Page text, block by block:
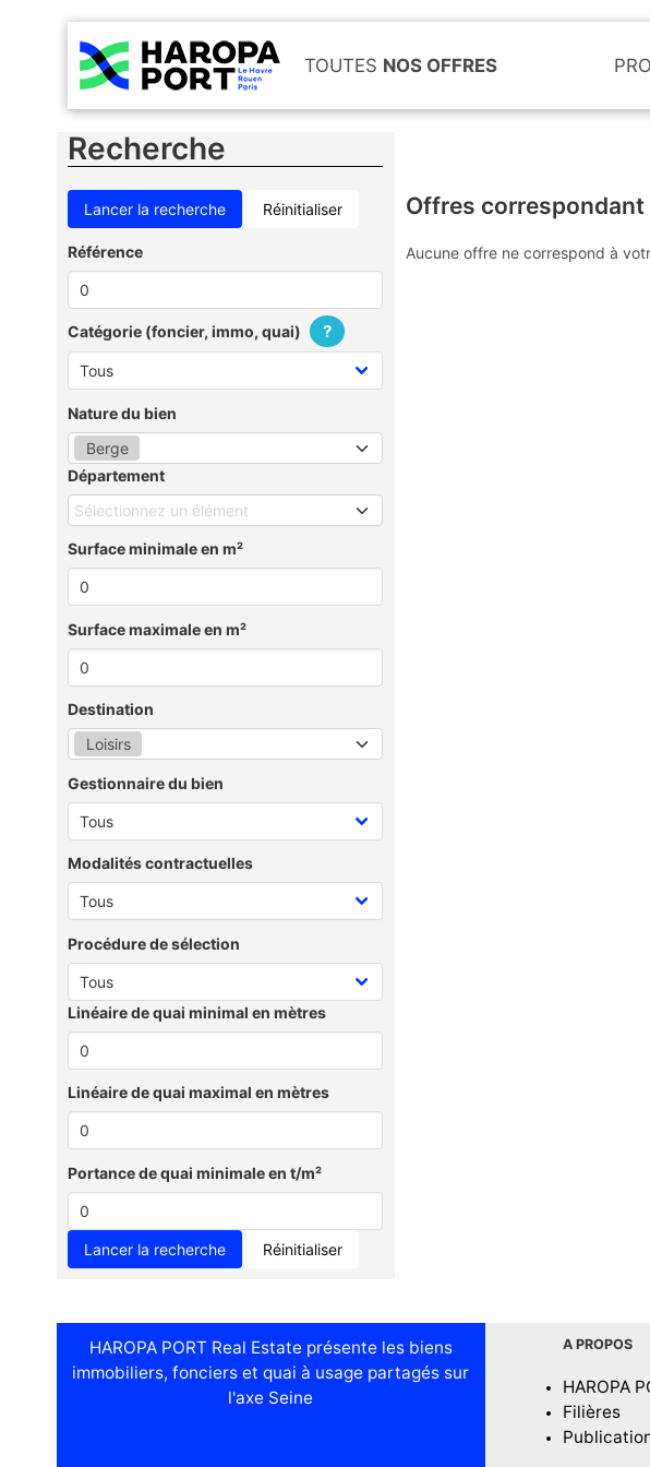
TOUTES NOS OFFRES
Recherche
Réinitialiser
Référence
Catégorie (foncier, immo, quai) ?
Nature du bien
Berge
Département
Sélectionnez un élément
Surface minimale en m²
Surface maximale en m²
Destination
Loisirs
Gestionnaire du bien
Modalités contractuelles
Procédure de sélection
Linéaire de quai minimal en mètres
Linéaire de quai maximal en mètres
Portance de quai minimale en t/m²
Réinitialiser
Offres correspondant
Aucune offre ne correspond à
HAROPA PORT Real Estate présente les biens
immobiliers, fonciers et quai à usage partagés sur
l'axe Seine
A PROPOS
HAROPA
Filières